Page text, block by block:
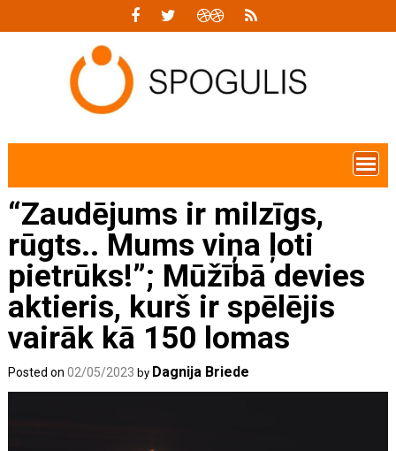
“Zaudējums ir milzīgs,
rūgts.. Mums viņa ļoti
pietrūks!”; Mūžībā devies
aktieris, kurš ir spēlējis
vairāk kā 150 lomas
Posted on02/05/2023 by Dagnija Briede